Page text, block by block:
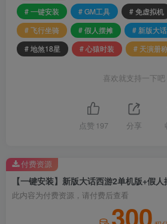
# 一键安装
# GM工具 # 免虚拟机
# 飞行坐骑
# 假人摆摊
# 新版大
# 地煞18星
# 心猿时装 # 天演册
喜欢就支持一下吧
点赞 197 分享
此内容为付费资源，请付费后查看
付费资源